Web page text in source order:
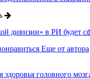
дивизии» в РИ будет
Еще от автора
здоровья головного